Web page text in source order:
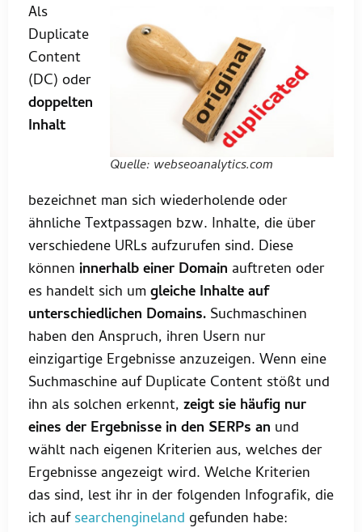
Quelle: webseoanalytics.com
Als
Duplicate
Content
(DC) oder
doppelten
Inhalt
bezeichnet man sich wiederholende oder
ähnliche Textpassagen bzw. Inhalte, die über
verschiedene URLs aufzurufen sind. Diese
können innerhalb einer Domain auftreten oder
es handelt sich um gleiche Inhalte auf
unterschiedlichen Domains. Suchmaschinen
haben den Anspruch, ihren Usern nur
einzigartige Ergebnisse anzuzeigen. Wenn eine
Suchmaschine auf Duplicate Content stößt und
ihn als solchen erkennt, zeigt sie häufig nur
eines der Ergebnisse in den SERPs an und
wählt nach eigenen Kriterien aus, welches der
Ergebnisse angezeigt wird. Welche Kriterien
das sind, lest ihr in der folgenden Infografik, die
ich aufsearchengineland gefunden habe: